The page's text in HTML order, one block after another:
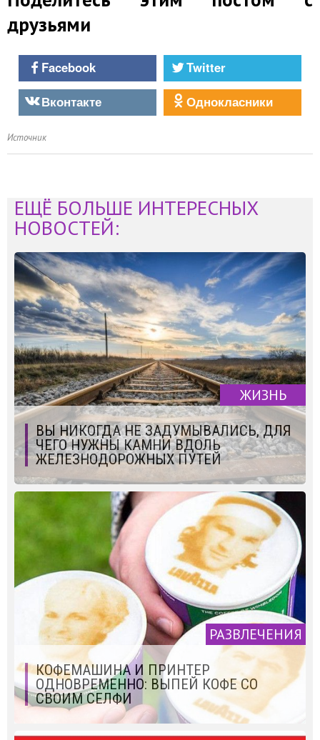
друзьями
Facebook
Twitter
Вконтакте
Однокласники
Источник
ЕЩЁ БОЛЬШЕ ИНТЕРЕСНЫХ
НОВОСТЕЙ:
ЖИЗНЬ
ВЫ НИКОГДА НЕ ЗАДУМЫВАЛИСЬ, ДЛЯ
ЧЕГО НУЖНЫ КАМНИ ВДОЛЬ
ЖЕЛЕЗНОДОРОЖНЫХ ПУТЕЙ
РАЗВЛЕЧЕНИЯ
КОФЕМАШИНА И ПРИНТЕР
ОДНОВРЕМЕННО: ВЫПЕЙ КОФЕ СО
СВОИМ СЕЛФИ